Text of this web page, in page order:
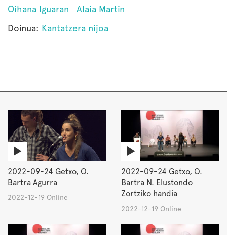
Oihana Iguaran
Alaia Martin
Doinua: Kantatzera nijoa
2022-09-24 Getxo, O.
Bartra Agurra
2022-12-19 Online
2022-09-24 Getxo, O.
Bartra N. Elustondo
Zortziko handia
2022-12-19 Online